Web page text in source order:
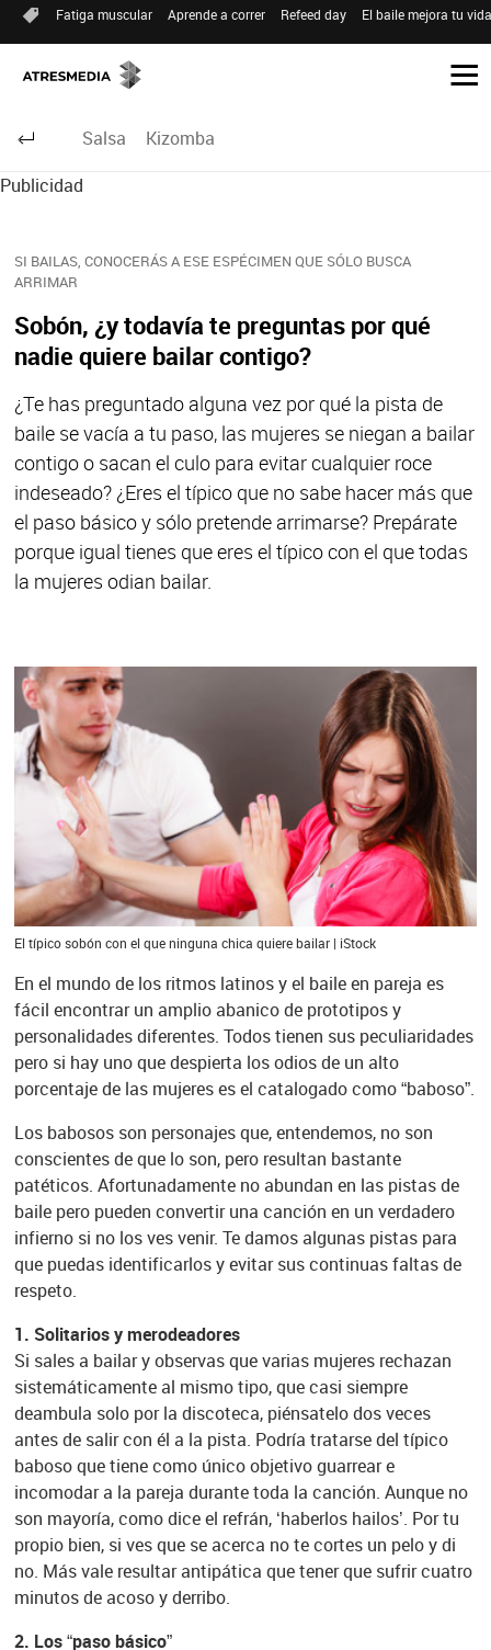
Fatiga muscular Aprende a correr Refeed day El baile mejora tu
Salsa
Kizomba
Publicidad
SI BAILAS, CONOCERÁS A ESE ESPÉCIMEN QUE SÓLO BUSCA
ARRIMAR
Sobón, ¿y todavía te preguntas por qué
nadie quiere bailar contigo?
¿Te has preguntado alguna vez por qué la pista de
baile se vacía a tu paso, las mujeres se niegan a bailar
contigo o sacan el culo para evitar cualquier roce
indeseado? ¿Eres el típico que no sabe hacer más que
el paso básico y sólo pretende arrimarse? Prepárate
porque igual tienes que eres el típico con el que todas
la mujeres odian bailar.
El típico sobón con el que ninguna chica quiere bailar | iStock
En el mundo de los ritmos latinos y el baile en pareja es
fácil encontrar un amplio abanico de prototipos y
personalidades diferentes. Todos tienen sus peculiaridades
pero si hay uno que despierta los odios de un alto
porcentaje de las mujeres es el catalogado como “baboso”.
Los babosos son personajes que, entendemos, no son
conscientes de que lo son, pero resultan bastante
patéticos. Afortunadamente no abundan en las pistas de
baile pero pueden convertir una canción en un verdadero
infierno si no los ves venir. Te damos algunas pistas para
que puedas identificarlos y evitar sus continuas faltas de
respeto.
1. Solitarios y merodeadores
Si sales a bailar y observas que varias mujeres rechazan
sistemáticamente al mismo tipo, que casi siempre
deambula solo por la discoteca, piénsatelo dos veces
antes de salir con él a la pista. Podría tratarse del típico
baboso que tiene como único objetivo guarrear e
incomodar a la pareja durante toda la canción. Aunque no
son mayoría, como dice el refrán, ‘haberlos hailos’. Por tu
propio bien, si ves que se acerca no te cortes un pelo y di
no. Más vale resultar antipática que tener que sufrir cuatro
minutos de acoso y derribo.
2. Los “paso básico”